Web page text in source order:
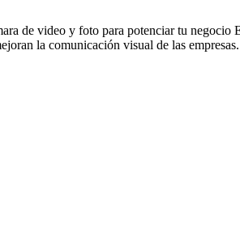
de video y foto para potenciar tu
la comunicación visual de las empresas.